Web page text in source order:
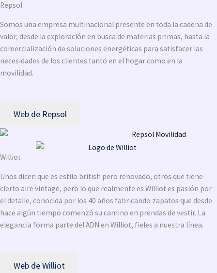
Repsol
Somos una empresa multinacional presente en toda la cadena de
valor, desde la exploración en busca de materias primas, hasta la
comercialización de soluciones energéticas para satisfacer las
necesidades de los clientes tanto en el hogar como en la
movilidad.
Web de Repsol
Williot
Unos dicen que es estilo british pero renovado, otros que tiene
cierto aire vintage, pero lo que realmente es Williot es pasión por
el detalle, conocida por los 40 años fabricando zapatos que desde
hace algún tiempo comenzó su camino en prendas de vestir. La
elegancia forma parte del ADN en Williot, fieles a nuestra línea.
Web de Williot